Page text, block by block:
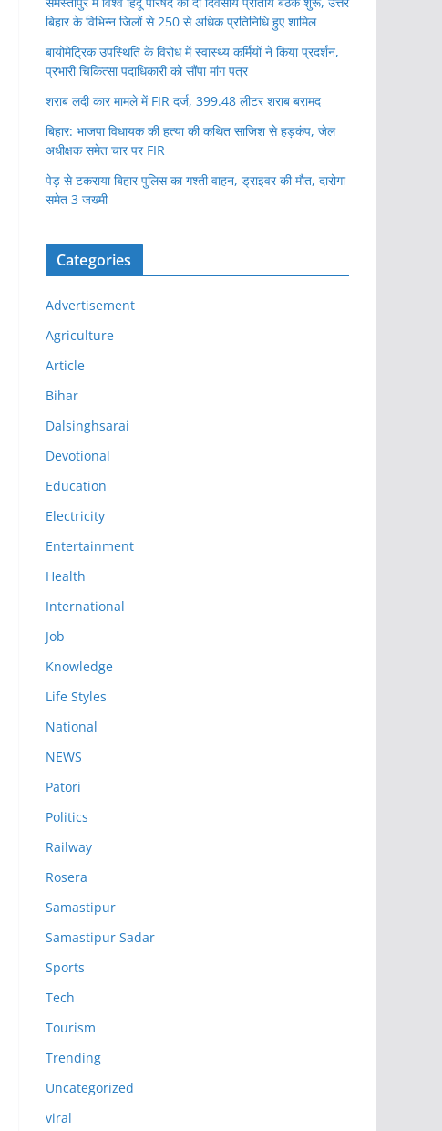
बिहार के विभिन्न जिलों से 250 से अधिक प्रतिनिधि हुए शामिल
बायोमेट्रिक उपस्थिति के विरोध में स्वास्थ्य कर्मियों ने किया प्रदर्शन,
प्रभारी चिकित्सा पदाधिकारी को सौंपा मांग पत्र
शराब लदी कार मामले में FIR दर्ज, 399.48 लीटर शराब बरामद
बिहार: भाजपा विधायक की हत्या की कथित साजिश से हड़कंप, जेल
अधीक्षक समेत चार पर FIR
पेड़ से टकराया बिहार पुलिस का गश्ती वाहन, ड्राइवर की मौत, दारोगा
समेत 3 जख्मी
Categories
Advertisement
Agriculture
Article
Bihar
Dalsinghsarai
Devotional
Education
Electricity
Entertainment
Health
International
Job
Knowledge
Life Styles
National
NEWS
Patori
Politics
Railway
Rosera
Samastipur
Samastipur Sadar
Sports
Tech
Tourism
Trending
Uncategorized
viral